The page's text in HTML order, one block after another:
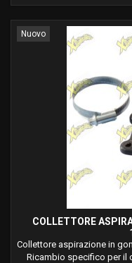
Nuovo
COLLETTORE
Collettore aspirazione in
Ricambio specifico per il